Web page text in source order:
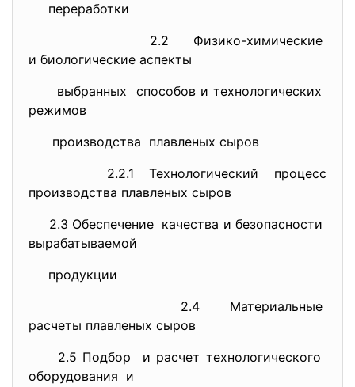
переработки
2.2 Физико-химические
и биологические аспекты
выбранных способов и технологических
режимов
производства плавленых сыров
2.2.1 Технологический процесс
производства плавленых сыров
2.3 Обеспечение качества и безопасности
вырабатываемой
продукции
2.4 Материальные
расчеты плавленых сыров
2.5 Подбор и расчет технологического
оборудования и